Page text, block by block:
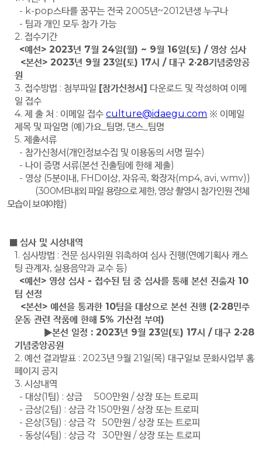
- k-pop스타를 꿈꾸는 전국 2005년~2012년생 누구나
- 팀과 개인 모두 참가 가능
2. 접수기간
<예선> 2023년 7월24일(월) ~ 9월 16일(토) / 영상 심사
<본선> 2023년 9월23일(토) 17시/ 대구2·28기념중앙공
원
3. 접수방법 : 첨부파일 [참가신청서] 다운로드 및 작성하여 이메
일 접수
4. 제 출 처 : 이메일 접수culture@idaegu.com ※ 이메일
제목 및 파일명 (예)가요 팀명, 댄스 팀명
5. 제출서류
- 참가신청서(개인정보수집 및 이용동의 서명 필수)
- 나이 증명 서류(본선 진출팀에 한해 제출)
- 영상 (5분이내, FHD이상,자유곡,확장자(mp4, avi, wmv))
(300MB내외 파일 용량으로 제한, 영상 촬영시 참가인원 전체
모습이 보여야함)
■ 심사 및 시상내역
1. 심사방법 :전문 심사위원 위촉하여 심사 진행(연예기획사 캐스
팅 관계자,실용음악과 교수 등)
<예선> 영상 심사 - 접수된 팀 중 심사를 통해 본선 진출자 10
팀 선정
<본선>예선을 통과한 10팀을 대상으로 본선 진행 (2·28민주
운동 관련 작품에 한해 5% 가산점 부여)
▶본선 일정 : 2023년 9월 23일(토) 17시 / 대구2·28
기념중앙공원
2. 예선 결과발표 : 2023년 9월 21일(목) 대구일보 문화사업부 홈
페이지 공지
3. 시상내역
- 대상(1팀) :상금500만원/상장 또는 트로피
-금상(2팀) : 상금 각150만원/상장 또는 트로피
-은상(3팀) :상금 각50만원/상장 또는 트로피
-동상(4팀) :상금 각30만원/상장 또는 트로피